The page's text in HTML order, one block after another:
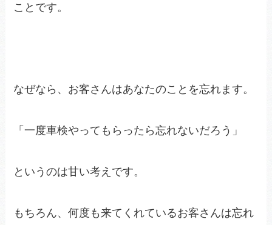
ことです。
なぜなら、お客さんはあなたのことを忘れます。
「一度車検やってもらったら忘れないだろう」
というのは甘い考えです。
もちろん、何度も来てくれているお客さんは忘れ